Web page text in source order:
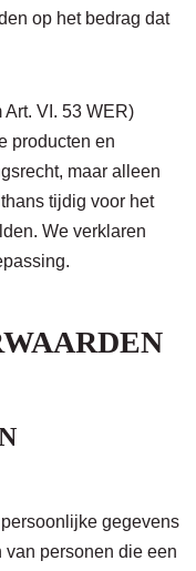
op het bedrag dat
VI. 53 WER)
producten en
maar alleen
tijdig voor het
We verklaren
gegevens
personen die een